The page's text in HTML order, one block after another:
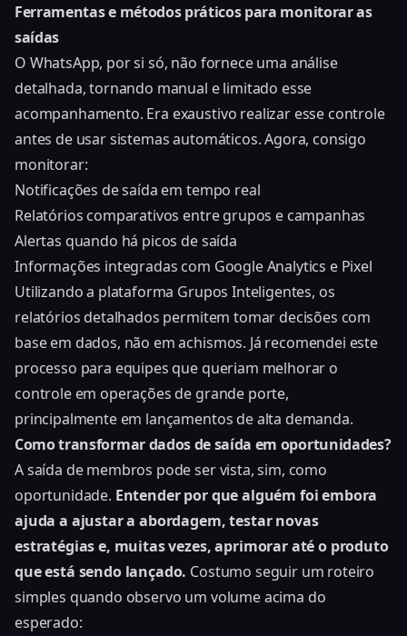
Ferramentas e métodos práticos para monitorar as
saídas
O WhatsApp, por si só, não fornece uma análise
detalhada, tornando manual e limitado esse
acompanhamento. Era exaustivo realizar esse controle
antes de usar sistemas automáticos. Agora, consigo
monitorar:
Notificações de saída em tempo real
Relatórios comparativos entre grupos e campanhas
Alertas quando há picos de saída
Informações integradas com Google Analytics e Pixel
Utilizando a plataforma Grupos Inteligentes, os
relatórios detalhados permitem tomar decisões com
base em dados, não em achismos. Já recomendei este
processo para equipes que queriam melhorar o
controle em operações de grande porte,
principalmente em lançamentos de alta demanda.
Como transformar dados de saída em oportunidades?
A saída de membros pode ser vista, sim, como
oportunidade. Entender por que alguém foi embora
ajuda a ajustar a abordagem, testar novas
estratégias e, muitas vezes, aprimorar até o produto
que está sendo lançado. Costumo seguir um roteiro
simples quando observo um volume acima do
esperado: